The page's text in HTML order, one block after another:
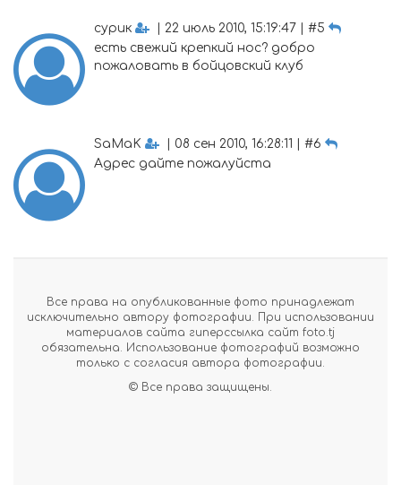
сурик
| 22 июль 2010, 15:19:47 | #5
есть свежий крепкий нос? добро
пожаловать в бойцовский клуб
SaMaK
| 08 сен 2010, 16:28:11 | #6
Адрес дайте пожалуйста
Все права на опубликованные фото принадлежат
исключительно автору фотографии. При использовании
материалов сайта гиперссылка сайт foto.tj
обязательна. Использование фотографий возможно
только с согласия автора фотографии.
© Все права защищены.